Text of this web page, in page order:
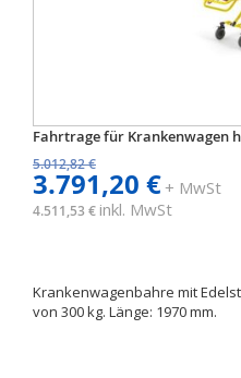
Fahrtrage für Krankenwagen
5.012,82 €
3.791,20 €+ MwSt
4.511,53 € inkl. MwSt
Krankenwagenbahre mit
von 300 kg. Länge: 1970 mm.